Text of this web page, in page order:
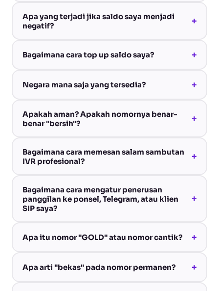
Apa yang terjadi jika saldo saya menjadi
negatif?
+
Bagaimana cara top up saldo saya? +
Negara mana saja yang tersedia? +
Apakah aman? Apakah nomornya benar-
benar "bersih"?
+
Bagaimana cara memesan salam sambutan
IVR profesional?
+
Bagaimana cara mengatur penerusan
panggilan ke ponsel, Telegram, atau klien
SIP saya?
+
Apa itu nomor "GOLD" atau nomor cantik? +
Apa arti "bekas" pada nomor permanen? +